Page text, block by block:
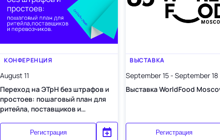
КОНФЕРЕНЦИЯ
August 11
Переход на ЭТрН без штрафов и
простоев: пошаговый план для
ритейла, поставщиков и
Регистрация
ВЫСТАВКА
September 15 - September 18
Выставка WorldFood
Регистрация